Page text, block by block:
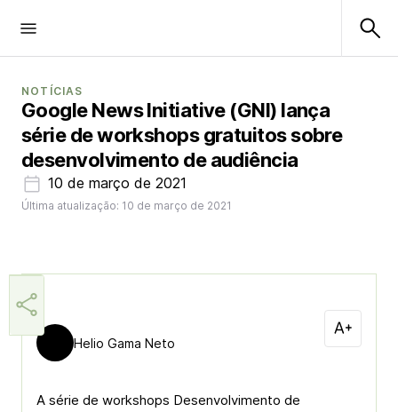
NOTÍCIAS
Google News Initiative (GNI) lança
série de workshops gratuitos sobre
desenvolvimento de audiência
10 de março de 2021
Última atualização: 10 de março de 2021
Helio Gama Neto
A série de workshops Desenvolvimento de